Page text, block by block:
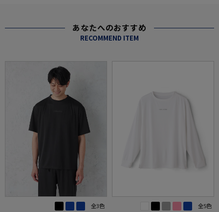
あなたへのおすすめ
RECOMMEND ITEM
全3色 全5色